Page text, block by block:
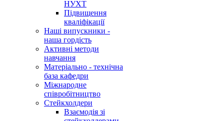
НУХТ
Підвищення
кваліфікації
Наші випускники -
наша гордість
Активні методи
навчання
Матеріально - технічна
база кафедри
Міжнародне
співробітництво
Стейкхолдери
Взаємодія зі